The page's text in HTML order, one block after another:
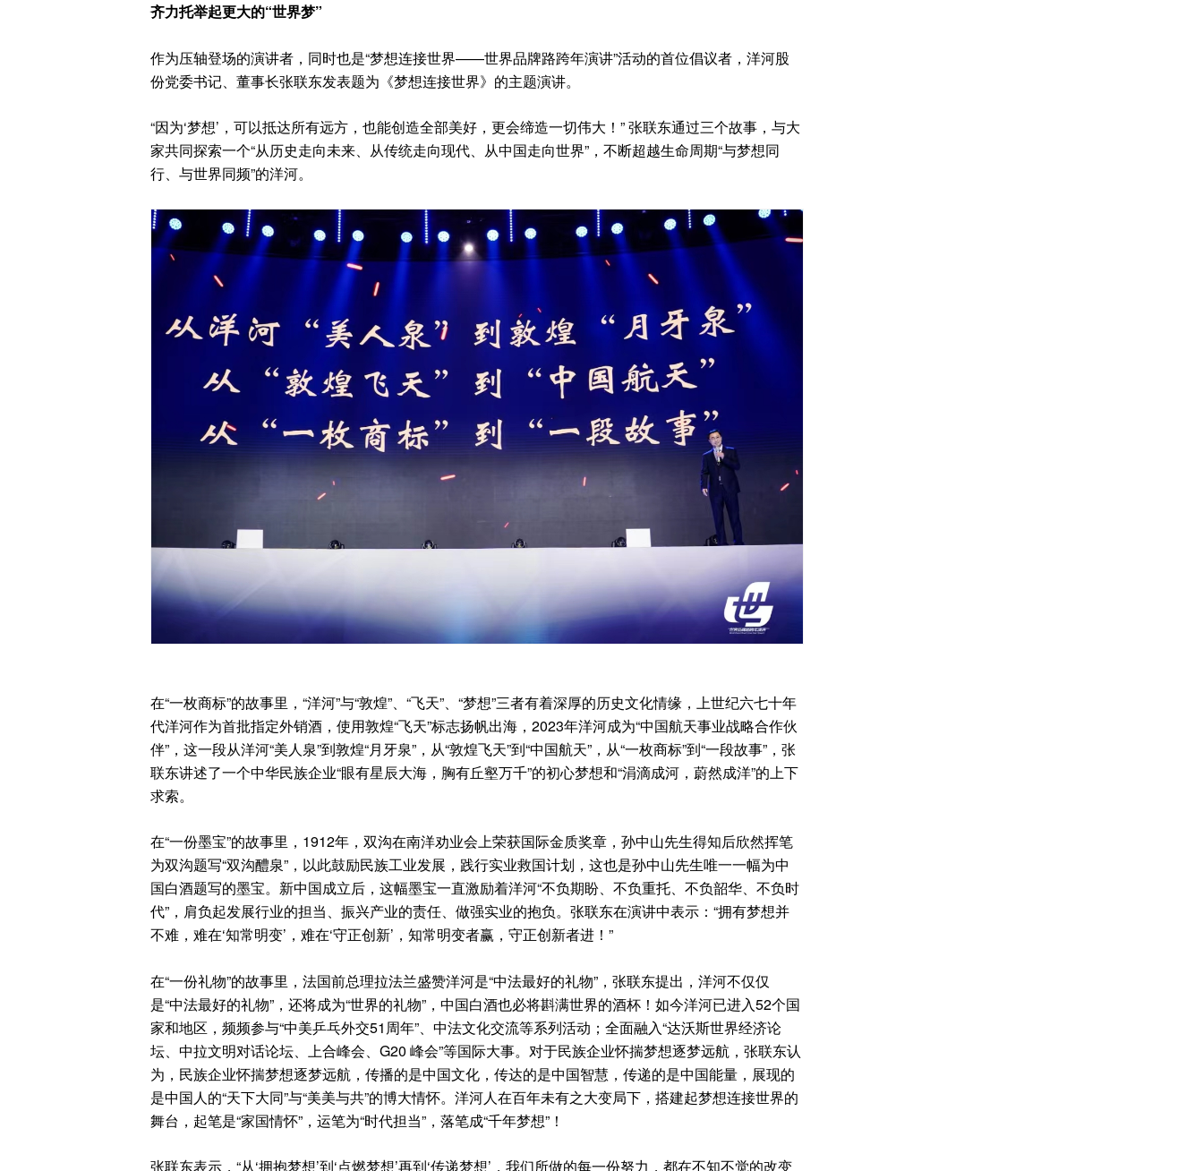
齐力托举起更大的“世界梦”
作为压轴登场的演讲者，同时也是“梦想连接世界——世界品牌路跨年演讲”活动的首位倡议者，洋河股
份党委书记、董事长张联东发表题为《梦想连接世界》的主题演讲。
“因为‘梦想’，可以抵达所有远方，也能创造全部美好，更会缔造一切伟大！” 张联东通过三个故事，与大
家共同探索一个“从历史走向未来、从传统走向现代、从中国走向世界”，不断超越生命周期“与梦想同
行、与世界同频”的洋河。
在“一枚商标”的故事里，“洋河”与“敦煌”、“飞天”、“梦想”三者有着深厚的历史文化情缘，上世纪六七十年
代洋河作为首批指定外销酒，使用敦煌“飞天”标志扬帆出海，2023年洋河成为“中国航天事业战略合作伙
伴”，这一段从洋河“美人泉”到敦煌“月牙泉”，从“敦煌飞天”到“中国航天”，从“一枚商标”到“一段故事”，张
联东讲述了一个中华民族企业“眼有星辰大海，胸有丘壑万千”的初心梦想和“涓滴成河，蔚然成洋”的上下
求索。
在“一份墨宝”的故事里，1912年，双沟在南洋劝业会上荣获国际金质奖章，孙中山先生得知后欣然挥笔
为双沟题写“双沟醴泉”，以此鼓励民族工业发展，践行实业救国计划，这也是孙中山先生唯一一幅为中
国白酒题写的墨宝。新中国成立后，这幅墨宝一直激励着洋河“不负期盼、不负重托、不负韶华、不负时
代”，肩负起发展行业的担当、振兴产业的责任、做强实业的抱负。张联东在演讲中表示：“拥有梦想并
不难，难在‘知常明变’，难在‘守正创新’，知常明变者赢，守正创新者进！”
在“一份礼物”的故事里，法国前总理拉法兰盛赞洋河是“中法最好的礼物”，张联东提出，洋河不仅仅
是“中法最好的礼物”，还将成为“世界的礼物”，中国白酒也必将斟满世界的酒杯！如今洋河已进入52个国
家和地区，频频参与“中美乒乓外交51周年”、中法文化交流等系列活动；全面融入“达沃斯世界经济论
坛、中拉文明对话论坛、上合峰会、G20 峰会”等国际大事。对于民族企业怀揣梦想逐梦远航，张联东认
为，民族企业怀揣梦想逐梦远航，传播的是中国文化，传达的是中国智慧，传递的是中国能量，展现的
是中国人的“天下大同”与“美美与共”的博大情怀。洋河人在百年未有之大变局下，搭建起梦想连接世界的
舞台，起笔是“家国情怀”，运笔为“时代担当”，落笔成“千年梦想”！
张联东表示，“从‘拥抱梦想’到‘点燃梦想’再到‘传递梦想’，我们所做的每一份努力，都在不知不觉的改变